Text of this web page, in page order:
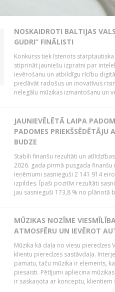
NOSKAIDROTI BALTIJAS
GUDRI” FINĀLISTI
Konkurss tiek īstenots
stiprināt jauniešu izpratni par
ievērošanu un atbildīgu rīcību
piedāvāt radošus un inovatīvus
nelegālu mūzikas izmantošanu un
JAUNIEVĒLĒTĀ LAIPA
PADOMES PRIEKŠSĒDĒTĀJU
BUDZE
Stabili finanšu rezultāti un
2026. gada pirmā pusgada
ieņēmumi sasnieguši 2 141 914
izpildes. Īpaši pozitīvi rezultāti
jau sasnieguši 173,8 % no plānotā
MŪZIKAS NOZĪME
ATMOSFĒRU UN IEVĒROT
Mūzika kā daļa no viesu pieredzes
klientu pieredzes sastāvdaļa.
pamatu, taču mūzika ir elements,
piesaisti. Pētījumi apliecina
ir saskaņota ar konceptu, klientiem